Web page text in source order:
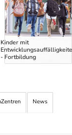
Kinder mit
- Fortbildung
News